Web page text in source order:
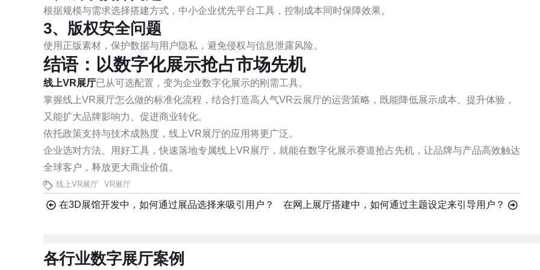
根据规模与需求选择搭建方式，中小企业优先平台工具，控制成本同时保障效果。
3、版权安全问题
使用正版素材，保护数据与用户隐私，避免侵权与信息泄露风险。
结语：以数字化展示抢占市场先机
线上VR展厅已从可选配置，变为企业数字化展示的刚需工具。
掌握线上VR展厅怎么做的标准化流程，结合打造高人气VR云展厅的运营策略，既能降低展示成本、提升体验，
又能扩大品牌影响力、促进商业转化。
依托政策支持与技术成熟度，线上VR展厅的应用将更广泛。
企业选对方法、用好工具，快速落地专属线上VR展厅，就能在数字化展示赛道抢占先机，让品牌与产品高效触达
全球客户，释放更大商业价值。
线上VR展厅 VR展厅
在3D展馆开发中，如何通过展品选择来吸引用户？ 在网上展厅搭建中，如何通过主题设定来引导用户？
各行业数字展厅案例